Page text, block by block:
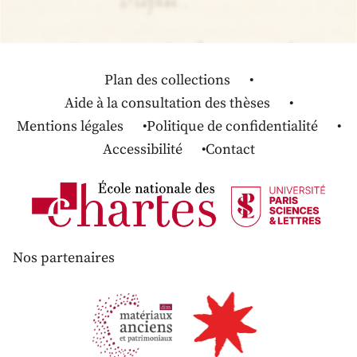
Plan des collections
Aide à la consultation des thèses
Mentions légales
Politique de confidentialité
Accessibilité
Contact
Nos partenaires